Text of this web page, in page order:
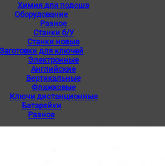
Химия для подошв
Оборудование
Разное
Станки б/У
Станки новые
Заготовки для ключей
Электронные
Английские
Вертикальные
Флажковые
Ключи дистанционные
Батарейки
Разное